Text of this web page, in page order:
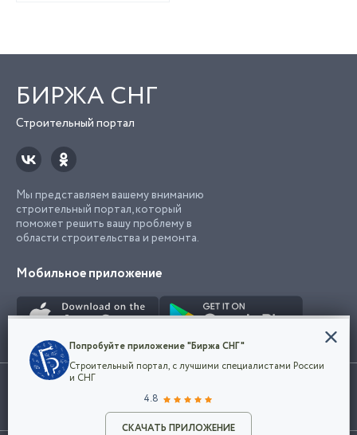
Разместить объявление
БИРЖА СНГ
Строительный портал
Мы представляем вашему вниманию
строительный портал, который
поможет решить вашу проблему в
области строительства и ремонта.
Мобильное приложение
Использование сайта, в том числе подача объявлений, означает
марки представленные на сайте являются собственностью их
Конфиденциальность
Мы используем файлы cookie, чтобы сделать
наш сайт удобным для каждого
Политикой конфиденциальности компании
и принимаете условия использования cookie.
Попробуйте приложение "Биржа СНГ"
Строительный портал, с лучшими специалистами России
и СНГ
4.8
СКАЧАТЬ ПРИЛОЖЕНИЕ